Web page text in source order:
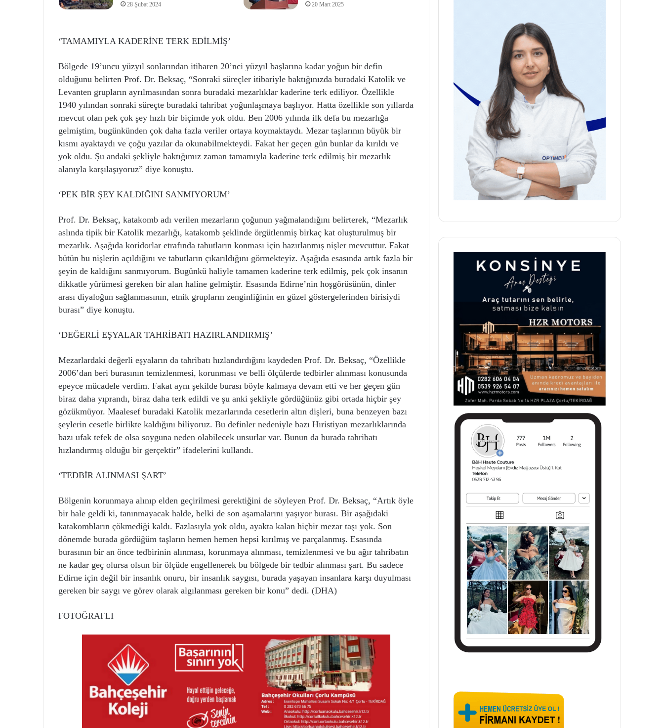
28 Şubat 2024 20 Mart 2025
‘TAMAMIYLA KADERİNE TERK EDİLMİŞ’
Bölgede 19’uncu yüzyıl sonlarından itibaren 20’nci yüzyıl başlarına kadar yoğun bir defin
olduğunu belirten Prof. Dr. Beksaç, “Sonraki süreçler itibariyle baktığınızda buradaki Katolik ve
Levanten grupların ayrılmasından sonra buradaki mezarlıklar kaderine terk ediliyor. Özellikle
1940 yılından sonraki süreçte buradaki tahribat yoğunlaşmaya başlıyor. Hatta özellikle son yıllarda
mevcut olan pek çok şey hızlı bir biçimde yok oldu. Ben 2006 yılında ilk defa bu mezarlığa
gelmiştim, bugünkünden çok daha fazla veriler ortaya koymaktaydı. Mezar taşlarının büyük bir
kısmı ayaktaydı ve çoğu yazılar da okunabilmekteydi. Fakat her geçen gün bunlar da kırıldı ve
yok oldu. Şu andaki şekliyle baktığımız zaman tamamıyla kaderine terk edilmiş bir mezarlık
alanıyla karşılaşıyoruz” diye konuştu.
‘PEK BİR ŞEY KALDIĞINI SANMIYORUM’
Prof. Dr. Beksaç, katakomb adı verilen mezarların çoğunun yağmalandığını belirterek, “Mezarlık
aslında tipik bir Katolik mezarlığı, katakomb şeklinde örgütlenmiş birkaç kat oluşturulmuş bir
mezarlık. Aşağıda koridorlar etrafında tabutların konması için hazırlanmış nişler mevcuttur. Fakat
bütün bu nişlerin açıldığını ve tabutların çıkarıldığını görmekteyiz. Aşağıda esasında artık fazla bir
şeyin de kaldığını sanmıyorum. Bugünkü haliyle tamamen kaderine terk edilmiş, pek çok insanın
dikkatle yürümesi gereken bir alan haline gelmiştir. Esasında Edirne’nin hoşgörüsünün, dinler
arası diyaloğun sağlanmasının, etnik grupların zenginliğinin en güzel göstergelerinden birisiydi
burası” diye konuştu.
‘DEĞERLİ EŞYALAR TAHRİBATI HAZIRLANDIRMIŞ’
Mezarlardaki değerli eşyaların da tahribatı hızlandırdığını kaydeden Prof. Dr. Beksaç, “Özellikle
2006’dan beri burasının temizlenmesi, korunması ve belli ölçülerde tedbirler alınması konusunda
epeyce mücadele verdim. Fakat aynı şekilde burası böyle kalmaya devam etti ve her geçen gün
biraz daha yıprandı, biraz daha terk edildi ve şu anki şekliyle gördüğünüz gibi ortada hiçbir şey
gözükmüyor. Maalesef buradaki Katolik mezarlarında cesetlerin altın dişleri, buna benzeyen bazı
şeylerin cesetle birlikte kaldığını biliyoruz. Bu definler nedeniyle bazı Hıristiyan mezarlıklarında
bazı ufak tefek de olsa soyguna neden olabilecek unsurlar var. Bunun da burada tahribatı
hızlandırmış olduğu bir gerçektir” ifadelerini kullandı.
‘TEDBİR ALINMASI ŞART’
Bölgenin korunmaya alınıp elden geçirilmesi gerektiğini de söyleyen Prof. Dr. Beksaç, “Artık öyle
bir hale geldi ki, tanınmayacak halde, belki de son aşamalarını yaşıyor burası. Bir aşağıdaki
katakombların çökmediği kaldı. Fazlasıyla yok oldu, ayakta kalan hiçbir mezar taşı yok. Son
dönemde burada gördüğüm taşların hemen hemen hepsi kırılmış ve parçalanmış. Esasında
burasının bir an önce tedbirinin alınması, korunmaya alınması, temizlenmesi ve bu ağır tahribatın
ne kadar geç olursa olsun bir ölçüde engellenerek bu bölgede bir tedbir alınması şart. Bu sadece
Edirne için değil bir insanlık onuru, bir insanlık saygısı, burada yaşayan insanlara karşı duyulması
gereken bir saygı ve görev olarak algılanması gereken bir konu” dedi. (DHA)
FOTOĞRAFLI